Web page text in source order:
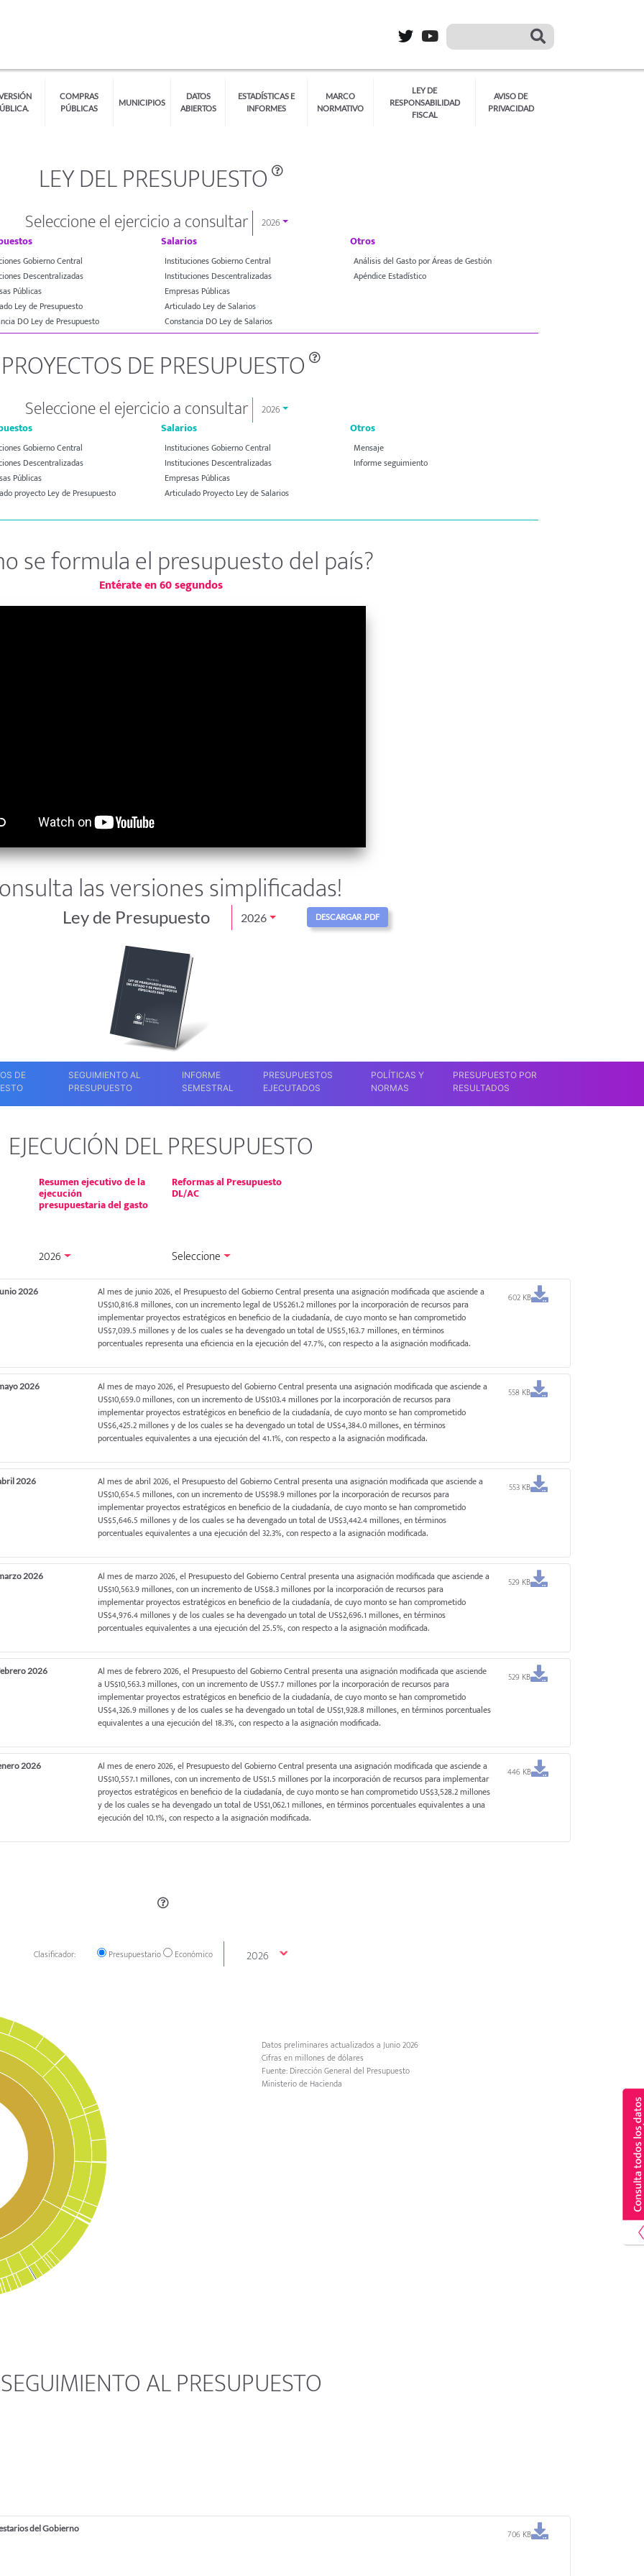
COMPRAS
PÚBLICAS
MUNICIPIOS
DATOS
ABIERTOS
ESTADÍSTICAS E
INFORMES
MARCO
NORMATIVO
LEY DE
RESPONSABILIDAD
FISCAL
AVISO DE
PRIVACIDAD
LEY DEL PRESUPUESTO
Seleccione el ejercicio a consultar
2026
Gobierno Central
Descentralizadas
Públicas
Ley de Presupuesto
DO Ley de Presupuesto
Salarios
Instituciones Gobierno Central
Instituciones Descentralizadas
Empresas Públicas
Articulado Ley de Salarios
Constancia DO Ley de Salarios
Otros
Análisis del Gasto por Áreas de Gestión
Apéndice Estadístico
PROYECTOS DE PRESUPUESTO
Seleccione el ejercicio a consultar
2026
Gobierno Central
Descentralizadas
Públicas
proyecto Ley de Presupuesto
Salarios
Instituciones Gobierno Central
Instituciones Descentralizadas
Empresas Públicas
Articulado Proyecto Ley de Salarios
Otros
Mensaje
Informe seguimiento
se formula el presupuesto del país?
Entérate en 60 segundos
las versiones simplificadas!
Ley de Presupuesto 2026 DESCARGAR .PDF
DE
SEGUIMIENTO AL
PRESUPUESTO
INFORME
SEMESTRAL
PRESUPUESTOS
EJECUTADOS
POLÍTICAS Y
NORMAS
PRESUPUESTO POR
RESULTADOS
EJECUCIÓN DEL PRESUPUESTO
Resumen ejecutivo de la
ejecución
presupuestaria del gasto
2026
Reformas al Presupuesto
DL/AC
Seleccione
2026
Al mes de junio 2026, el Presupuesto del Gobierno Central presenta una asignación modificada que asciende a
US$10,816.8 millones, con un incremento legal de US$261.2 millones por la incorporación de recursos para
implementar proyectos estratégicos en beneficio de la ciudadanía, de cuyo monto se han comprometido
US$7,039.5 millones y de los cuales se ha devengado un total de US$5,163.7 millones, en términos
porcentuales representa una eficiencia en la ejecución del 47.7%, con respecto a la asignación modificada.
602 KB
2026
Al mes de mayo 2026, el Presupuesto del Gobierno Central presenta una asignación modificada que asciende a
US$10,659.0 millones, con un incremento de US$103.4 millones por la incorporación de recursos para
implementar proyectos estratégicos en beneficio de la ciudadanía, de cuyo monto se han comprometido
US$6,425.2 millones y de los cuales se ha devengado un total de US$4,384.0 millones, en términos
porcentuales equivalentes a una ejecución del 41.1%, con respecto a la asignación modificada.
558 KB
2026
Al mes de abril 2026, el Presupuesto del Gobierno Central presenta una asignación modificada que asciende a
US$10,654.5 millones, con un incremento de US$98.9 millones por la incorporación de recursos para
implementar proyectos estratégicos en beneficio de la ciudadanía, de cuyo monto se han comprometido
US$5,646.5 millones y de los cuales se ha devengado un total de US$3,442.4 millones, en términos
porcentuales equivalentes a una ejecución del 32.3%, con respecto a la asignación modificada.
553 KB
2026
Al mes de marzo 2026, el Presupuesto del Gobierno Central presenta una asignación modificada que asciende a
US$10,563.9 millones, con un incremento de US$8.3 millones por la incorporación de recursos para
implementar proyectos estratégicos en beneficio de la ciudadanía, de cuyo monto se han comprometido
US$4,976.4 millones y de los cuales se ha devengado un total de US$2,696.1 millones, en términos
porcentuales equivalentes a una ejecución del 25.5%, con respecto a la asignación modificada.
529 KB
2026
Al mes de febrero 2026, el Presupuesto del Gobierno Central presenta una asignación modificada que asciende
a US$10,563.3 millones, con un incremento de US$7.7 millones por la incorporación de recursos para
implementar proyectos estratégicos en beneficio de la ciudadanía, de cuyo monto se han comprometido
US$4,326.9 millones y de los cuales se ha devengado un total de US$1,928.8 millones, en términos porcentuales
equivalentes a una ejecución del 18.3%, con respecto a la asignación modificada.
529 KB
2026
Al mes de enero 2026, el Presupuesto del Gobierno Central presenta una asignación modificada que asciende a
US$10,557.1 millones, con un incremento de US$1.5 millones por la incorporación de recursos para implementar
proyectos estratégicos en beneficio de la ciudadanía, de cuyo monto se han comprometido US$3,528.2 millones
y de los cuales se ha devengado un total de US$1,062.1 millones, en términos porcentuales equivalentes a una
ejecución del 10.1%, con respecto a la asignación modificada.
446 KB
Clasificador: Presupuestario Económico
Datos preliminares actualizados a Junio 2026
Cifras en millones de dólares
Fuente: Dirección General del Presupuesto
Ministerio de Hacienda
SEGUIMIENTO AL PRESUPUESTO
del Gobierno 706 KB